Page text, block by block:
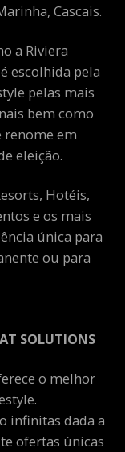
Cascais.
a Riviera
escolhida pela
pelas mais
bem como
renome em
eleição.
Hotéis,
e os mais
única para
ou para
SOLUTIONS
o melhor
infinitas dada a
ofertas únicas